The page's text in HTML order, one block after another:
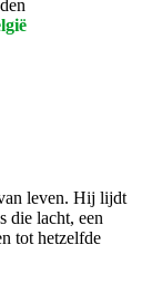
leven. Hij lijdt
die lacht, een
tot hetzelfde